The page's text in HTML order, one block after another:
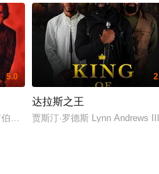
5.0
特·克耐普 凯特·特罗特 Jess
达拉斯之王
贾斯汀·罗德斯 Lynn Andrews